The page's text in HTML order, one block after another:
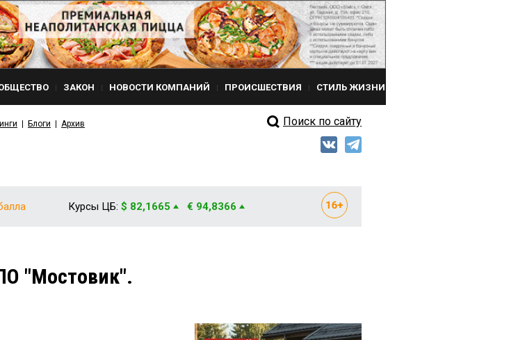
ЗАКОН НОВОСТИ КОМПАНИЙ ПРОИСШЕСТВИЯ СТИЛЬ ЖИЗНИ
Блоги Архив Поиск по сайту
Курсы ЦБ: $ 82,1665 € 94,8366
"Мостовик".